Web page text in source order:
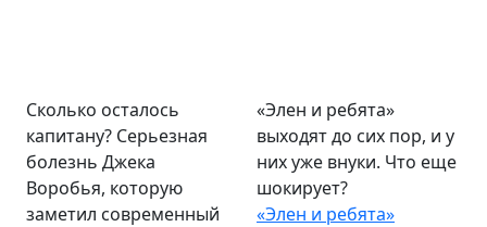
Сколько осталось
капитану? Серьезная
болезнь Джека
Воробья, которую
заметил современный
«Элен и ребята»
выходят до сих пор, и у
них уже внуки. Что еще
шокирует?
«Элен и ребята»